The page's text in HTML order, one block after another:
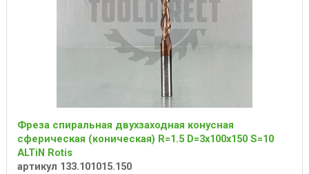
Фреза спиральная двухзаходная конусная
сферическая (коническая) R=1.5 D=3x100x150 S=10
ALTiN Rotis
артикул 133.101015.150